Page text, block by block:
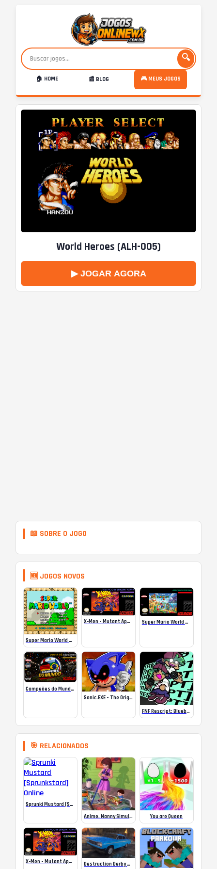
🔍
🏠 HOME 📰 BLOG 🎮 MEUS JOGOS
World Heroes (ALH-005)
▶ JOGAR AGORA
📖 SOBRE O JOGO
🆕 JOGOS NOVOS
Super Mario World SA-1 Online
X-Men – Mutant Apocalypse Rebalanced Online Super Mario World Mix Online
Campeões do Mundo (ISS) Online
Sonic.EXE – The Original Game Online
FNF Rescript: Blueballed
🎯 RELACIONADOS
Sprunki Mustard [Sprunkstard] Online
Anime. Nanny Simulator
You are Queen
X-Men – Mutant Apocalypse Rebalanced Online Destruction Derby Ultimate